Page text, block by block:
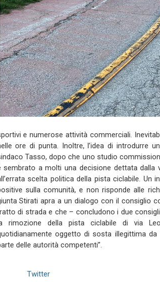
e numerose attività commerciali.
ore di punta. Inoltre, l’idea di introdurre
Tasso, dopo che uno studio
sembrato a molti una decisione dettata dalla
scelta politica della pista ciclabile. Un
sulla comunità, e non risponde alle
Stirati apra a un dialogo con il consiglio
di strada e che – concludono i due
rimozione della pista ciclabile di via
oggetto di sosta illegittima
delle autorità competenti”.
Twitter